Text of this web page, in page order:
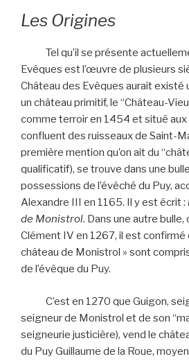
Les Origines
Tel qu’il se présente
Evêques est l’œuvre de plusieurs
Château des Evêques aurait existé
un château primitif, le “Château-
comme terroir en 1454 et situé aux
confluent des ruisseaux de Saint-
première mention qu’on ait du
qualificatif), se trouve dans une
possessions de l’évêché du Puy,
Alexandre III en 1165. Il y est écrit :
de Monistrol. Dans une autre bulle,
Clément IV en 1267, il est confirmé
château de Monistrol » sont
de l’évêque du Puy.
C’est en 1270 que Guigon,
seigneur de Monistrol et de son
seigneurie justicière), vend le
du Puy Guillaume de la Roue,